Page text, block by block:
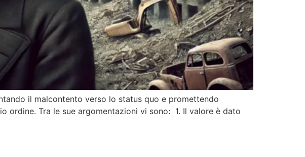
il malcontento verso lo status quo e promettendo
ordine. Tra le sue argomentazioni vi sono: 1. Il valore è dato